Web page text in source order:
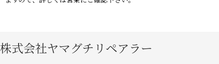
株式会社ヤマグチリペアラー